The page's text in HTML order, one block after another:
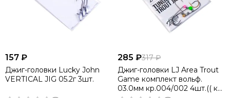
157 ₽
Джиг-головки Lucky John
VERTICAL JIG 05.2г 3шт.
285 ₽317 ₽
Джиг-головки LJ Area Trout
Game комплект вольф.
03.0мм кр.004/002 4шт.(( кр.